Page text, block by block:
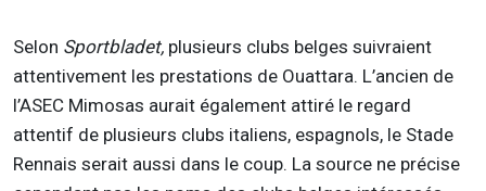
Selon Sportbladet, plusieurs clubs belges suivraient
attentivement les prestations de Ouattara. L’ancien de
l’ASEC Mimosas aurait également attiré le regard
attentif de plusieurs clubs italiens, espagnols, le Stade
Rennais serait aussi dans le coup. La source ne précise